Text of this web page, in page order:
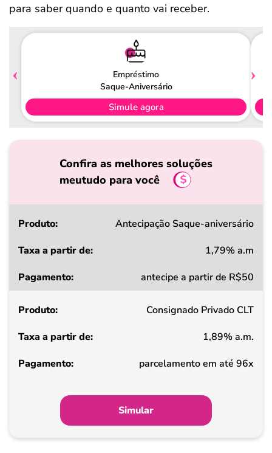
para saber quando e quanto vai receber.
Empréstimo
Saque-Aniversário
Simule agora
Confira as melhores soluções
meutudo para você
Produto
a
de
Pagamento
Antecipação Saque-aniversário
1,79% a.m
antecipe a partir de R$50
Consignado Privado CLT
1,89% a.m.
parcelamento em até 96x
Simular